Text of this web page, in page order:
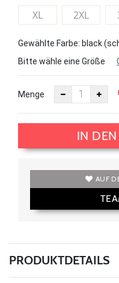
XL 2XL
Gewählte Farbe: black
Bitte wähle eine Größe
Menge
IN DEN
AUF
PRODUKTDETAILS